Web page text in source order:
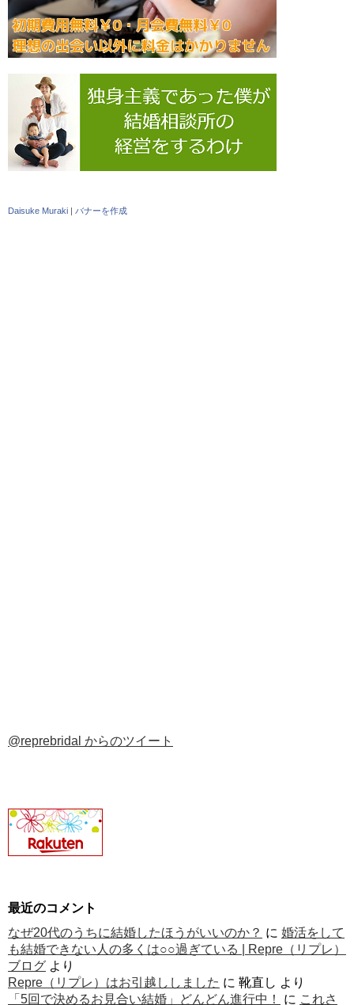
Daisuke Muraki | バナーを作成
@reprebridal からのツイート
最近のコメント
なぜ20代のうちに結婚したほうがいいのか？ に 婚活をして
も結婚できない人の多くは○○過ぎている | Repre（リプレ）
ブログ より
Repre（リプレ）はお引越ししました に 靴直し より
「5回で決めるお見合い結婚」どんどん進行中！
に これさ